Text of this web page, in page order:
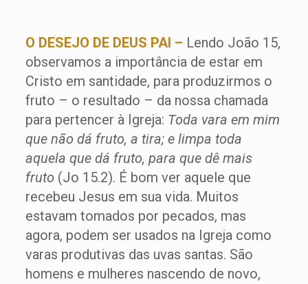
O DESEJO DE DEUS PAI – Lendo João 15,
observamos a importância de estar em
Cristo em santidade, para produzirmos o
fruto – o resultado – da nossa chamada
para pertencer à Igreja: Toda vara em mim
que não dá fruto, a tira; e limpa toda
aquela que dá fruto, para que dê mais
fruto (Jo 15.2). É bom ver aquele que
recebeu Jesus em sua vida. Muitos
estavam tomados por pecados, mas
agora, podem ser usados na Igreja como
varas produtivas das uvas santas. São
homens e mulheres nascendo de novo,